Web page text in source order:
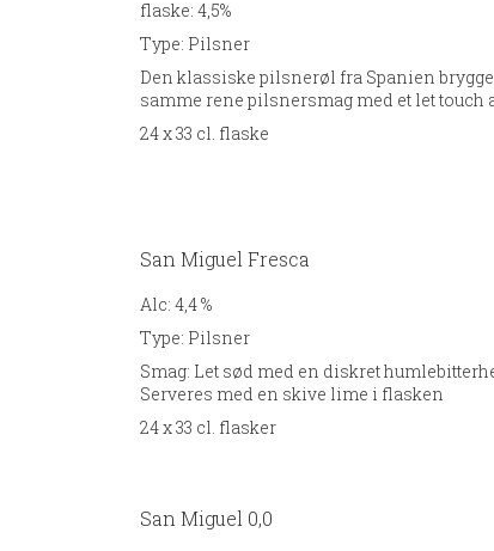
flaske: 4,5%
Type: Pilsner
Den klassiske pilsnerøl fra Spanien
samme rene pilsnersmag med et let touch
24 x 33 cl. flaske
San Miguel Fresca
Alc: 4,4 %
Type: Pilsner
Smag: Let sød med en diskret
Serveres med en skive lime i flasken
24 x 33 cl. flasker
San Miguel 0,0